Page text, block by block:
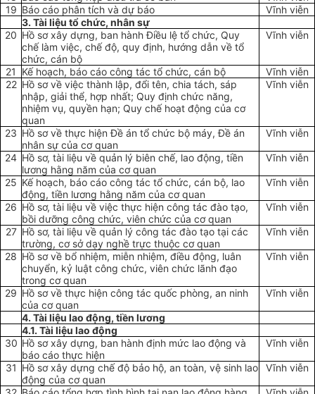
19 Báo cáo phân tích và dự báo
Vĩnh viễn
3. Tài liệu tổ chức, nhân sự
20 Hồ sơ xây dựng, ban hành Điều lệ tổ chức, Quy
chế làm việc, chế độ, quy định, hướng dẫn về tổ
chức, cán bộ
Vĩnh viễn
21 Kếhoạch, báo cáo công tác tổ chức, cán bộ
Vĩnh viễn
22 Hồ sơ về việc thành lập, đổi tên, chia tách, sáp
nhập, giải thể, hợp nhất; Quy định chức năng,
nhiệm vụ, quyền hạn; Quy chếhoạt động của cơ
quan
Vĩnh viễn
23 Hồ sơ về thực hiện Đề án tổ chức bộ máy, Đề án
nhân sự của cơ quan
Vĩnh viễn
24 Hồ sơ, tài liệu về quản lý biên chế, lao động, tiền
lương hằng năm của cơ quan
Vĩnh viễn
25 Kếhoạch, báo cáo công tác tổ chức, cán bộ, lao
động, tiền lương hằng năm của cơ quan
Vĩnh viễn
26 Hồ sơ, tài liệu về việc thực hiện công tác đào tạo,
bồi dưỡng công chức, viên chức của cơ quan
Vĩnh viễn
27 Hồ sơ, tài liệu về quản lý công tác đào tạo tại các
trường, cơ sở dạy nghề trực thuộc cơ quan
Vĩnh viễn
28 Hồ sơ về bổ nhiệm, miễn nhiệm, điều động, luân
chuyển, kỷ luật công chức, viên chức lãnh đạo
trong cơ quan
Vĩnh viễn
29 Hồ sơ về thực hiện công tác quốc phòng, an ninh
của cơ quan
Vĩnh viễn
4. Tài liệu lao động, tiền lương
4.1. Tài liệu lao động
30 Hồ sơ xây dựng, ban hành định mức lao động và
báo cáo thực hiện
Vĩnh viễn
31 Hồ sơ xây dựng chế độ bảo hộ, an toàn, vệ sinh lao
động của cơ quan
Vĩnh viễn